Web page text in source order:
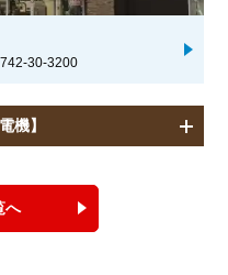
30-3200
機】
へ